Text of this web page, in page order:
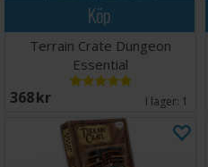
Köp
Terrain Crate Dungeon
Essential
368 SEK I lager: 1